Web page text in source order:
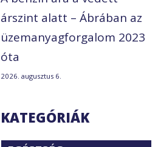
árszint alatt – Ábrában az
üzemanyagforgalom 2023
óta
2026. augusztus 6.
KATEGÓRIÁK